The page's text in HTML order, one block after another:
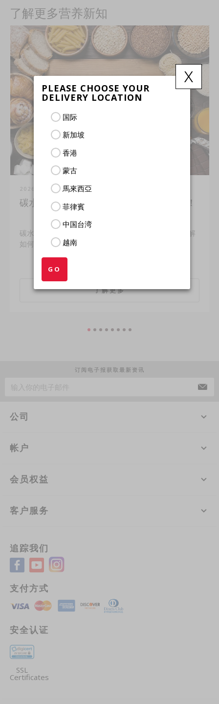
x
PLEASE CHOOSE YOUR
DELIVERY LOCATION
国际
新加坡
香港
蒙古
馬來西亞
菲律賓
中国台湾
越南
GO
了解更多营养新知
2026年7月31日
碳水化合物：是敌是友？让我们一探究竟！
碳水化合物正在破坏您的健康目标吗？让我们一起了解
如何选择更健康、更聪明的优质碳水。
了解更多
订阅电子报获取最新资讯
公司
帐户
会员权益
客户服务
追踪我们
支付方式
安全认证
SSL
Certificates